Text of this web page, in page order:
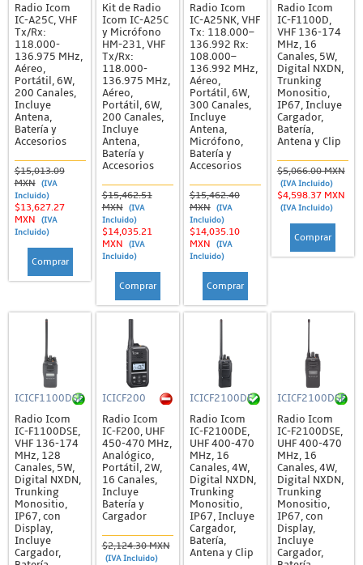
Radio Icom
IC-A25C, VHF
Tx/Rx:
118.000-
136.975 MHz,
Aéreo,
Portátil, 6W,
200 Canales,
Incluye
Antena,
Batería y
Accesorios
$15,013.09
MXN
(IVA
Incluido)
$13,627.27
MXN
(IVA
Incluido)
Comprar
Kit de Radio
Icom IC-A25C
y Micrófono
HM-231, VHF
Tx/Rx:
118.000-
136.975 MHz,
Aéreo,
Portátil, 6W,
200 Canales,
Incluye
Antena,
Batería y
Accesorios
$15,462.51
MXN
(IVA
Incluido)
$14,035.21
MXN
(IVA
Incluido)
Comprar
Radio Icom
IC-A25NK, VHF
Tx: 118.000–
136.992 Rx:
108.000–
136.992 MHz,
Aéreo,
Portátil, 6W,
300 Canales,
Incluye
Antena,
Micrófono,
Batería y
Accesorios
$15,462.40
MXN
(IVA
Incluido)
$14,035.10
MXN
(IVA
Incluido)
Comprar
Radio Icom
IC-F1100D,
VHF 136-174
MHz, 16
Canales, 5W,
Digital NXDN,
Trunking
Monositio,
IP67, Incluye
Cargador,
Batería,
Antena y Clip
$5,066.00 MXN
(IVA Incluido)
$4,598.37 MXN
(IVA Incluido)
Comprar
ICICF1100DSE
Radio Icom
IC-F1100DSE,
VHF 136-174
MHz, 128
Canales, 5W,
Digital NXDN,
Trunking
Monositio,
IP67, con
Display,
Incluye
Cargador,
ICICF200
Radio Icom
IC-F200, UHF
450-470 MHz,
Analógico,
Portátil, 2W,
16 Canales,
Incluye
Batería y
Cargador
$2,124.30 MXN
(IVA Incluido)
ICICF2100DE
Radio Icom
IC-F2100DE,
UHF 400-470
MHz, 16
Canales, 4W,
Digital NXDN,
Trunking
Monositio,
IP67, Incluye
Cargador,
Batería,
Antena y Clip
ICICF2100DSE
Radio Icom
IC-F2100DSE,
UHF 400-470
MHz, 16
Canales, 4W,
Digital NXDN,
Trunking
Monositio,
IP67, con
Display,
Incluye
Cargador,